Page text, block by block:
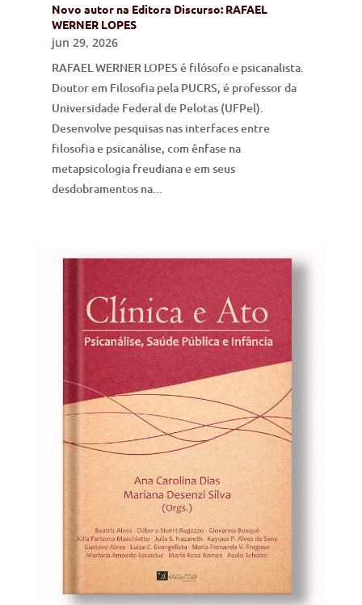
Novo autor na Editora Discurso: RAFAEL
WERNER LOPES
jun 29, 2026
RAFAEL WERNER LOPES é filósofo e psicanalista.
Doutor em Filosofia pela PUCRS, é professor da
Universidade Federal de Pelotas (UFPel).
Desenvolve pesquisas nas interfaces entre
filosofia e psicanálise, com ênfase na
metapsicologia freudiana e em seus
desdobramentos na...